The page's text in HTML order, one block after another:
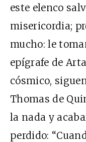
este elenco
misericordia;
mucho: le
epígrafe de
cósmico,
Thomas de
la nada y
perdido: